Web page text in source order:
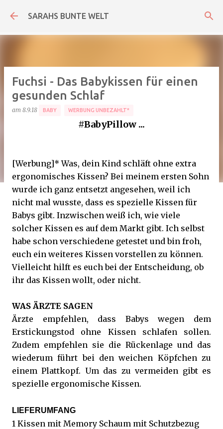
Direkt zum Hauptbereich
SARAHS BUNTE WELT
Fuchsi - Das Babykissen für einen
gesunden Schlaf
am 8.9.18 BABY WERBUNG UNBEZAHLT*
#BabyPillow ...
[Werbung]* Was, dein Kind schläft ohne extra
ergonomisches Kissen? Bei meinem ersten Sohn
wurde ich ganz entsetzt angesehen, weil ich
nicht mal wusste, dass es spezielle Kissen für
Babys gibt. Inzwischen weiß ich, wie viele
solcher Kissen es auf dem Markt gibt. Ich selbst
habe schon verschiedene getestet und bin froh,
euch ein weiteres Kissen vorstellen zu können.
Vielleicht hilft es euch bei der Entscheidung, ob
ihr das Kissen wollt, oder nicht.
WAS ÄRZTE SAGEN
Ärzte empfehlen, dass Babys wegen dem
Erstickungstod ohne Kissen schlafen sollen.
Zudem empfehlen sie die Rückenlage und das
wiederum führt bei den weichen Köpfchen zu
einem Plattkopf. Um das zu vermeiden gibt es
spezielle ergonomische Kissen.
LIEFERUMFANG
1 Kissen mit Memory Schaum mit Schutzbezug